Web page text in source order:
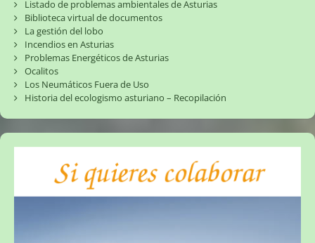
Listado de problemas ambientales de Asturias
Biblioteca virtual de documentos
La gestión del lobo
Incendios en Asturias
Problemas Energéticos de Asturias
Ocalitos
Los Neumáticos Fuera de Uso
Historia del ecologismo asturiano – Recopilación